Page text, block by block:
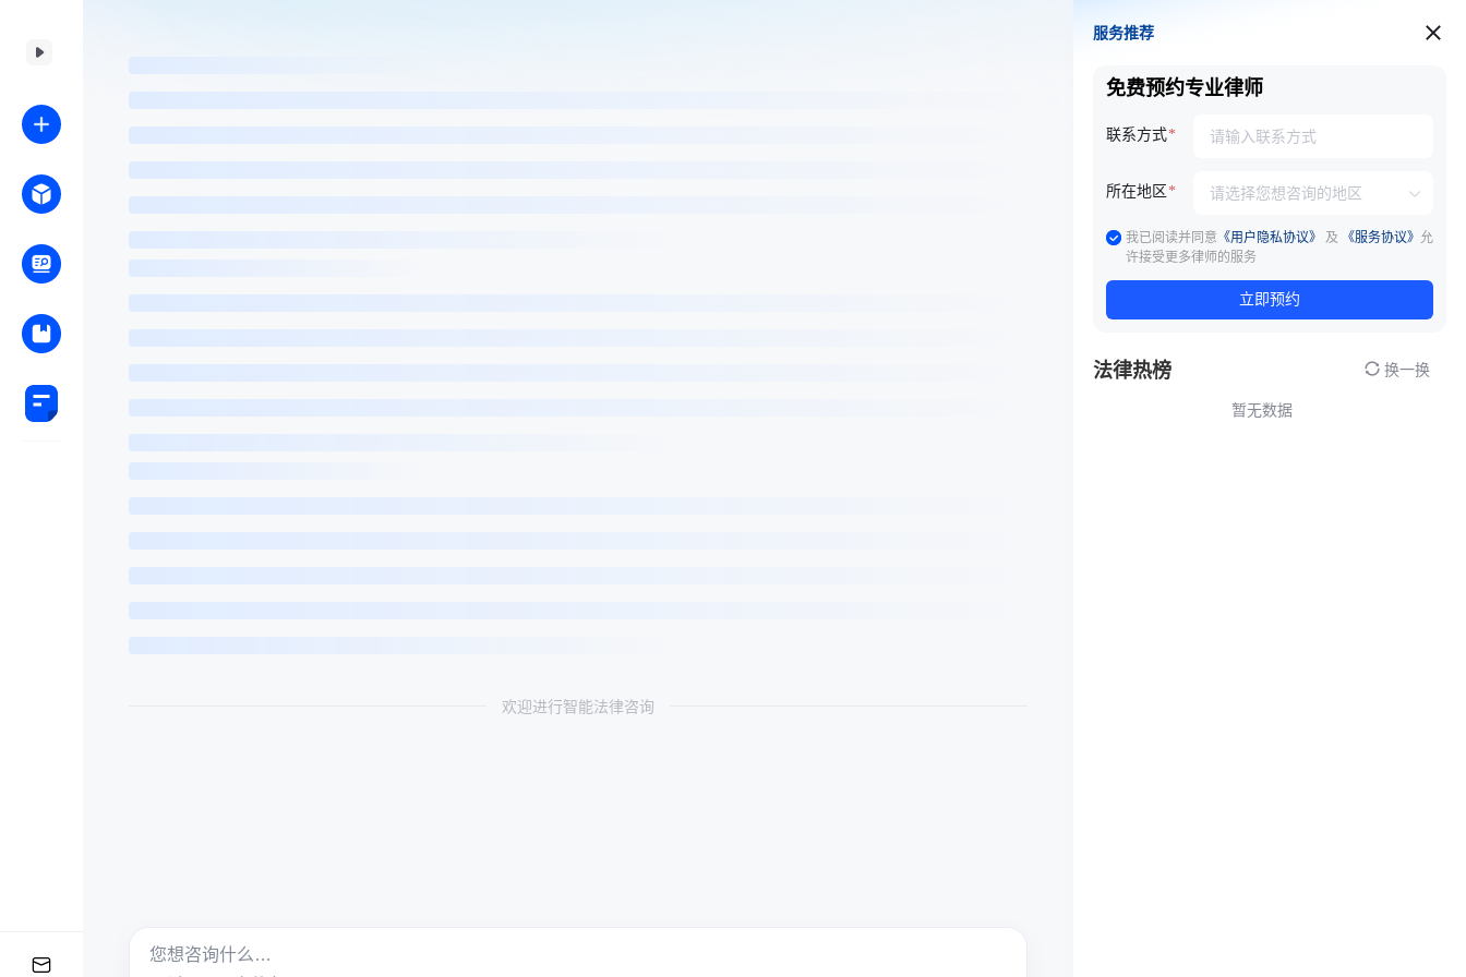
欢迎进行智能法律咨询
服务推荐
服务推荐
免费预约专业律师
联系方式
所在地区
我已阅读并同意 《用户隐私协议》 及 《服务协议》 允
许接受更多律师的服务
立即预约
法律热榜 换一换
暂无数据